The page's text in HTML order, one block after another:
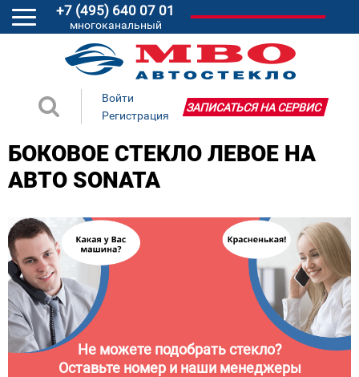
+7 (495) 640 07 01
многоканальный
Войти
Регистрация
ЗАПИСАТЬСЯ НА СЕРВИС
БОКОВОЕ СТЕКЛО ЛЕВОЕ НА
АВТО SONATA
Не можете подобрать стекло?
Оставьте номер и наши менеджеры